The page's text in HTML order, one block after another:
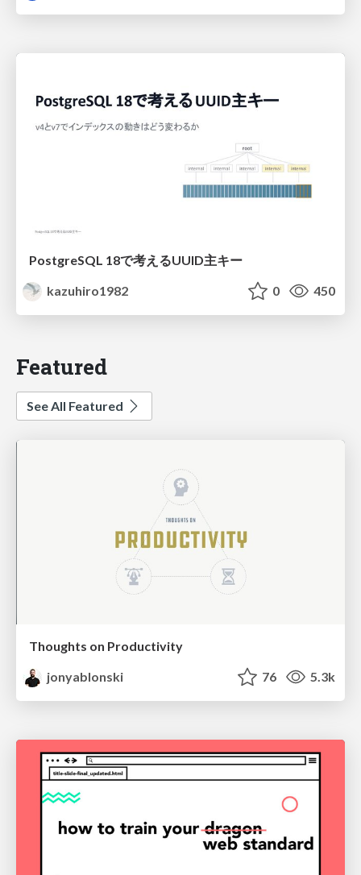
PostgreSQL 18で考えるUUID主キー
kazuhiro1982
0 450
Featured
See All Featured
Thoughts on Productivity
jonyablonski
76 5.3k